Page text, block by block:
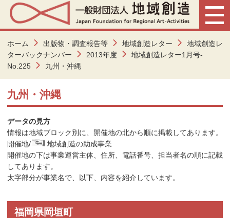
ホーム 出版物・調査報告等 地域創造レター
地域創造レ
ターバックナンバー
2013年度
地域創造レター1月号-
No.225
九州・沖縄
九州・沖縄
データの見方
情報は地域ブロック別に、開催地の北から順に掲載してあります。
開催地/
地域創造の助成事業
開催地の下は事業運営主体、住所、電話番号、担当者名の順に記載
してあります。
太字部分が事業名で、以下、内容を紹介しています。
福岡県岡垣町